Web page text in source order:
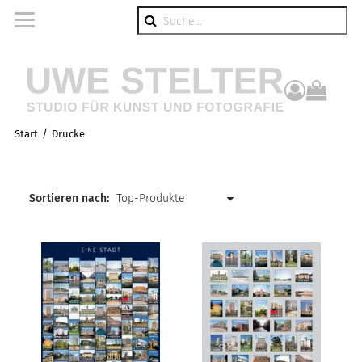
Start Drucke
Sortieren nach: